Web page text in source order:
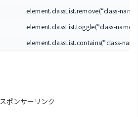
element.classList.remove(“class-
element.classList.toggle(“class-name”)
element.classList.contains(“class-
スポンサーリンク